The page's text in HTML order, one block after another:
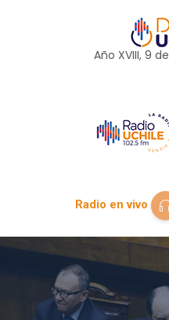
Año XVIII, 9 de
Radio en vivo